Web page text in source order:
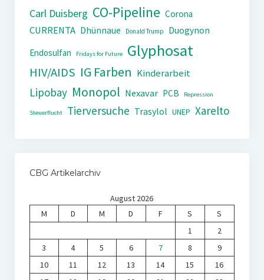
Carl Duisberg CO-Pipeline Corona
CURRENTA Dhünnaue Donald Trump
Duogynon
Endosulfan
Fridays for Future Glyphosat
HIV/AIDS IG Farben Kinderarbeit
Lipobay Monopol Nexavar PCB Repression
Steuerflucht Tierversuche Trasylol UNEP Xarelto
CBG Artikelarchiv
August 2026
M
D M D F S
S
1
2
3
4 5 6 7 8
9
10
11 12 13 14 15
16